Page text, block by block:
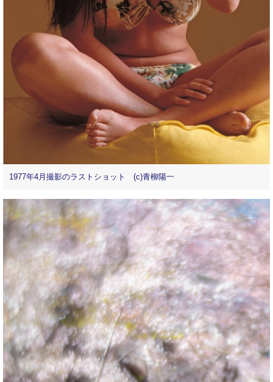
1977年4月撮影のラストショット (c)青柳陽一